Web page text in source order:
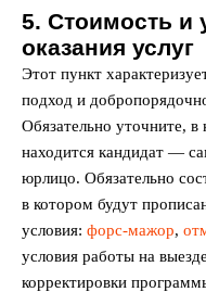
5. Стоимость и
оказания услуг
Этот пункт
подход и
Обязательно уточните, в
находится кандидат —
юрлицо. Обязательно
в котором будут
условия: форс-мажор,
условия работы на
корректировки